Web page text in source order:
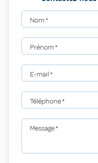
Nom*
Prénom*
E-mail*
Téléphone*
Message*